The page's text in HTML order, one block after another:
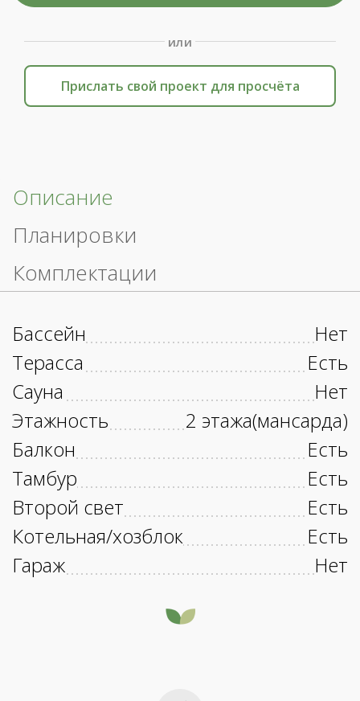
или
Прислать свой проект для просчёта
Описание
Планировки
Комплектации
Бассейн
Нет
Терасса
Есть
Сауна
Нет
Этажность
2 этажа(мансарда)
Балкон
Есть
Тамбур
Есть
Второй свет
Есть
Котельная/хозблок
Есть
Гараж
Нет